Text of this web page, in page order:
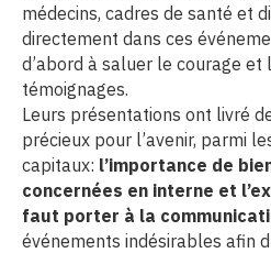
médecins, cadres de santé et
directement dans ces
d’abord à saluer le courage et
témoignages.
Leurs présentations ont livré
précieux pour l’avenir, parmi
capitaux: l’importance de
concernées en interne et
faut porter à la
événements indésirables afin